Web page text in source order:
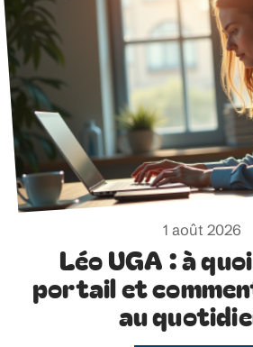
1 août 2026
Léo UGA : à
portail et
au